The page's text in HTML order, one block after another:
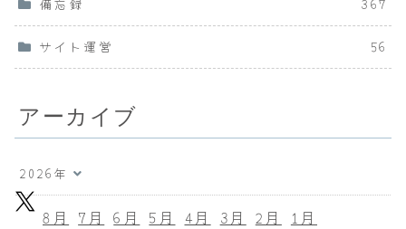
サイト運営 56
アーカイブ
2026年
8月 7月 6月 5月 4月 3月 2月 1月